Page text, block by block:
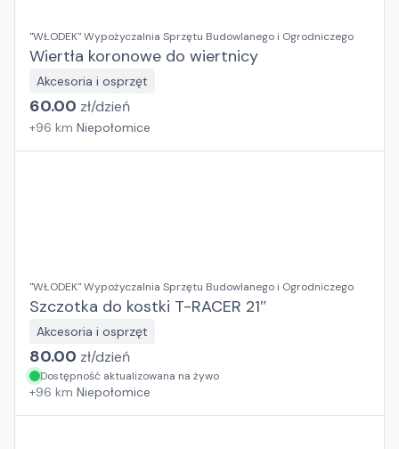
"WŁODEK" Wypożyczalnia Sprzętu Budowlanego i Ogrodniczego
Wiertła koronowe do wiertnicy
Akcesoria i osprzęt
60.00 zł/dzień
+96 km Niepołomice
"WŁODEK" Wypożyczalnia Sprzętu Budowlanego i Ogrodniczego
Szczotka do kostki T-RACER 21″
Akcesoria i osprzęt
80.00 zł/dzień
Dostępność aktualizowana na żywo
+96 km Niepołomice